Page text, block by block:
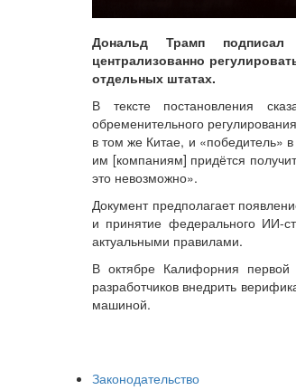
Дональд Трамп подписал
централизованно
отдельных штатах.
В тексте постановления
обременительного
в том же Китае, и «победитель»
им [компаниям] придётся
это невозможно».
Документ предполагает
и принятие федерального ИИ-
актуальными правилами.
В октябре Калифорния
разработчиков внедрить
машиной.
Законодательство